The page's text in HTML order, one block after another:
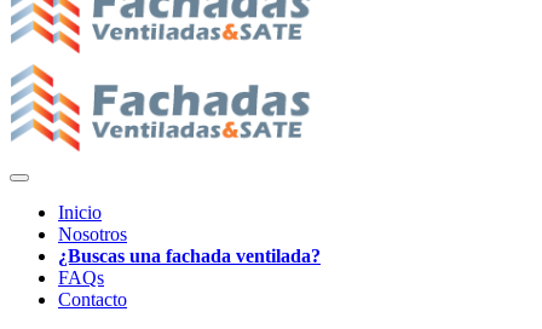
Inicio
Nosotros
¿Buscas una fachada ventilada?
FAQs
Contacto